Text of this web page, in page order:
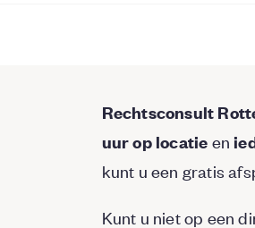
Rechtsconsult
uur op locatie en
kunt u een gratis
Kunt u niet op een